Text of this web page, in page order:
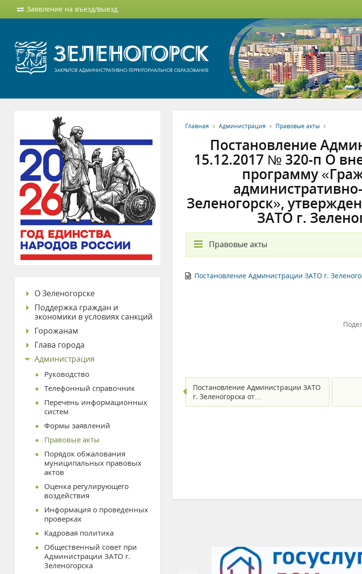
Заявление на въезд/выезд
Главная Администрация Правовые акты
Постановление
15.12.2017 № 320-п О
программу
Зеленогорск»,
ЗАТО г.
Правовые акты
Постановление Администрации ЗАТО г.
Постановление Администрации ЗАТО
г. Зеленогорска от…
О Зеленогорске
Поддержка граждан и
экономики в условиях санкций
Горожанам
Глава города
Администрация
Руководство
Телефонный справочник
Перечень информационных
систем
Формы заявлений
Правовые акты
Порядок обжалования
муниципальных правовых
актов
Оценка регулирующего
воздействия
Информация о проведенных
проверках
Кадровая политика
Общественный совет при
Администрации ЗАТО г.
Зеленогорска